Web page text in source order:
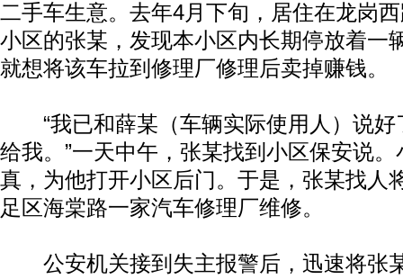
二手车生意。去年4月下旬，居住在龙岗
小区的张某，发现本小区内长期停放着一
就想将该车拉到修理厂修理后卖掉赚钱。
“我已和薛某（车辆实际使用人）说好
给我。”一天中午，张某找到小区保安说
真，为他打开小区后门。于是，张某找人
足区海棠路一家汽车修理厂维修。
公安机关接到失主报警后，迅速将张